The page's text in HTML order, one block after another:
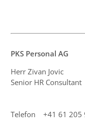
PKS Personal AG
Herr Zivan Jovic
Senior HR Consultant
Telefon +41 61 205